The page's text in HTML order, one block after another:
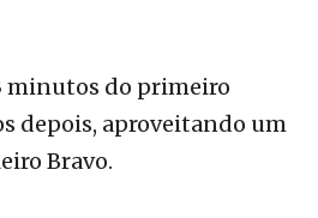
minutos do primeiro
depois, aproveitando um
Bravo.